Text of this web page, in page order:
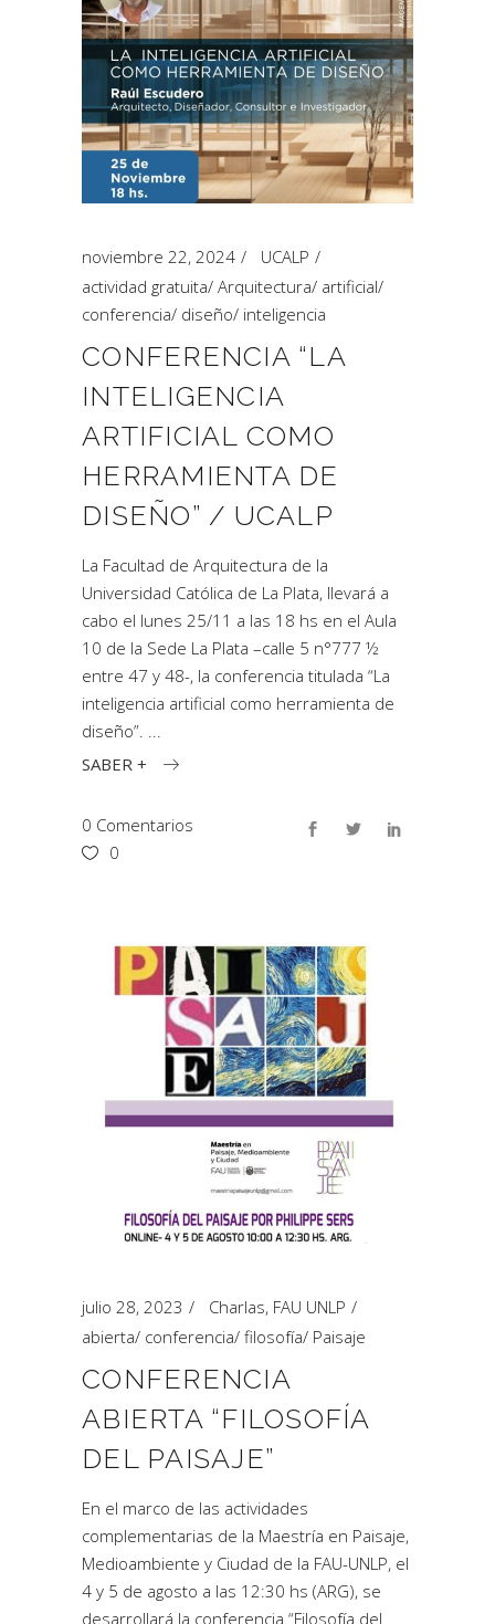
noviembre 22, 2024
UCALP
actividad gratuita/ Arquitectura/ artificial/
conferencia/ diseño/ inteligencia
CONFERENCIA “LA
INTELIGENCIA
ARTIFICIAL COMO
HERRAMIENTA DE
DISEÑO” / UCALP
La Facultad de Arquitectura de la
Universidad Católica de La Plata, llevará a
cabo el lunes 25/11 a las 18 hs en el Aula
10 de la Sede La Plata –calle 5 n°777 ½
entre 47 y 48-, la conferencia titulada “La
inteligencia artificial como herramienta de
diseño”.
SABER +
0 Comentarios
0
julio 28, 2023 Charlas, FAU UNLP
abierta/ conferencia/ filosofía/ Paisaje
CONFERENCIA
ABIERTA “FILOSOFÍA
DEL PAISAJE”
En el marco de las actividades
complementarias de la Maestría en Paisaje,
Medioambiente y Ciudad de la FAU-UNLP, el
4 y 5 de agosto a las 12:30 hs (ARG), se
desarrollará la conferencia “Filosofía del